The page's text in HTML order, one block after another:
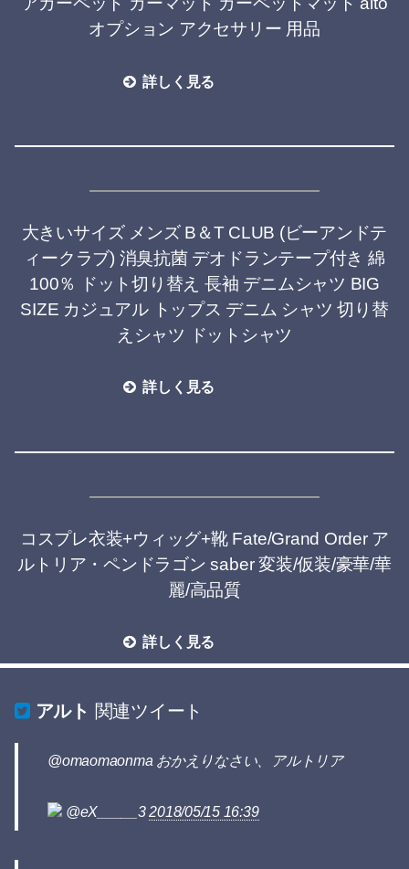
オプション アクセサリー 用品
詳しく見る
大きいサイズ メンズ B＆T CLUB (ビーアンドテ
ィークラブ) 消臭抗菌 デオドランテープ付き 綿
100％ ドット切り替え 長袖 デニムシャツ BIG
SIZE カジュアル トップス デニム シャツ 切り替
えシャツ ドットシャツ
詳しく見る
コスプレ衣装+ウィッグ+靴 Fate/Grand Order ア
ルトリア・ペンドラゴン saber 変装/仮装/豪華/華
麗/高品質
詳しく見る
アルト 関連ツイート
@omaomaonma おかえりなさい、アルトリア
@eX_____32018/05/15 16:39